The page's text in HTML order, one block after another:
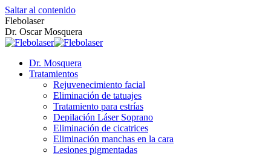
Saltar al contenido
Flebolaser
Dr. Oscar Mosquera
Dr. Mosquera
Tratamientos
Rejuvenecimiento facial
Eliminación de tatuajes
Tratamiento para estrías
Depilación Láser Soprano
Eliminación de cicatrices
Eliminación manchas en la cara
Lesiones pigmentadas